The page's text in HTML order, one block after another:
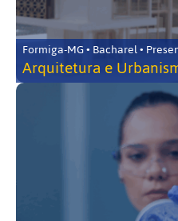
Formiga-MG • Bacharel •
Arquitetura e